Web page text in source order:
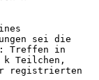
sei die
Treffen in
Teilchen,
registrierten